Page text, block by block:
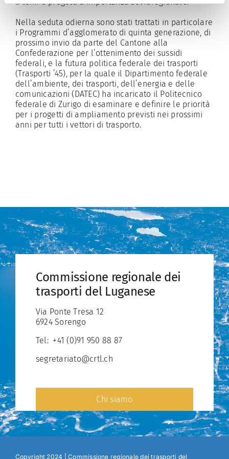
Nella seduta odierna sono stati trattati in particolare
i Programmi d’agglomerato di quinta generazione, di
prossimo invio da parte del Cantone alla
Confederazione per l’ottenimento dei sussidi
federali, e la futura politica federale dei trasporti
(Trasporti ’45), per la quale il Dipartimento federale
dell’ambiente, dei trasporti, dell’energia e delle
comunicazioni (DATEC) ha incaricato il Politecnico
federale di Zurigo di esaminare e definire le priorità
per i progetti di ampliamento previsti nei prossimi
anni per tutti i vettori di trasporto.
Commissione regionale dei
trasporti del Luganese
Via Ponte Tresa 12
6924 Sorengo
Tel: +41 (0)91 950 88 87
segretariato@crtl.ch
Chi siamo
Copyright 2024 | Commissione regionale dei trasporti del